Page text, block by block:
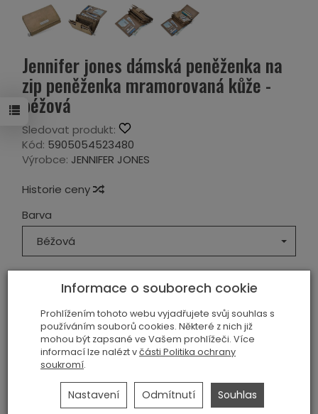
Jennifer jones dámská peněženka na
zip peněženka mramorovaná kůže -
béžová
Sledovat produkt:
Kód: 5905054523480
Výrobce: JENNIFER JONES
Historie ceny
Barva
Béžová
Materiál
269,00 Kč
ks přidat do košíka
Informace o souborech cookie
Prohlížením tohoto webu vyjadřujete svůj souhlas s
používáním souborů cookies. Některé z nich již
mohou být zapsané ve Vašem prohlížeči. Více
informací lze nalézt včásti Politika ochrany
soukromí.
Nastavení Odmítnutí Souhlas